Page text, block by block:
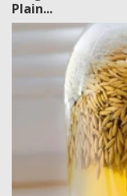
Plain...